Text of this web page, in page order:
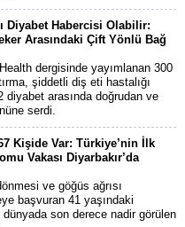
Diyabet Habercisi Olabilir:
Arasındaki Çift Yönlü Bağ
dergisinde yayımlanan 300
şiddetli diş eti hastalığı
diyabet arasında doğrudan ve
serdi.
Kişide Var: Türkiye’nin İlk
Vakası Diyarbakır’da
ve göğüs ağrısı
başvuran 41 yaşındaki
dünyada son derece nadir görülen